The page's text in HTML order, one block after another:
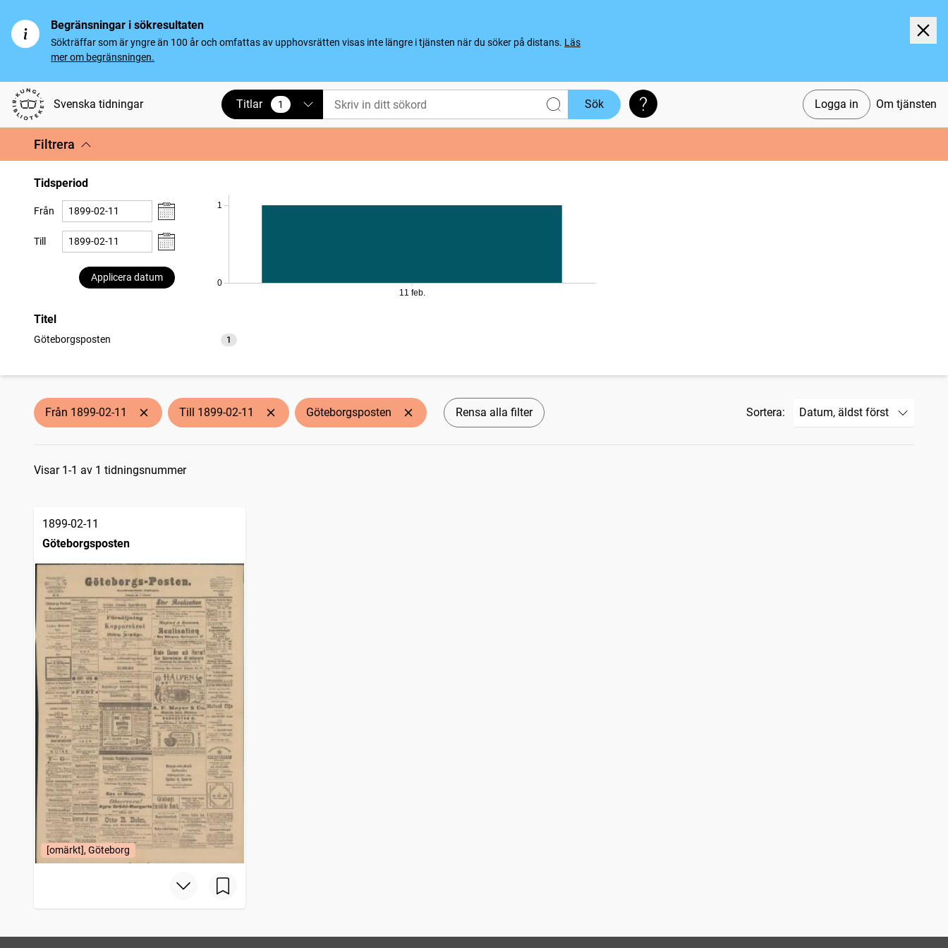
Begränsningar i sökresultaten
Sökträffar som är yngre än 100 år och omfattas av upphovsrätten visas inte längre i tjänsten när du söker på distans. Läs
mer om begränsningen.
Svenska tidningar Logga in Om tjänsten
Titlar 1
vald Sök Söktips
Filtrera
Tidsperiod
Från
Till
Applicera datum
0
1
11 feb.
Titel
Göteborgsposten 1
träffar
Från 1899-02-11 Till 1899-02-11 Göteborgsposten Rensa alla filter Sortera:
Sökresultat
Visar 1-1 av 1 tidningsnummer
1899-02-11
Göteborgsposten
[omärkt], Göteborg